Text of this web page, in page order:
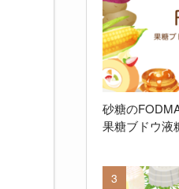
砂糖の
果糖ブドウ液